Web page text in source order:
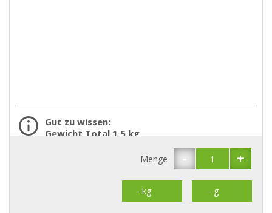
Gut zu wissen:
Gewicht Total 1,5 kg
- +
Menge